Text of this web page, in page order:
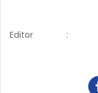
Editor :